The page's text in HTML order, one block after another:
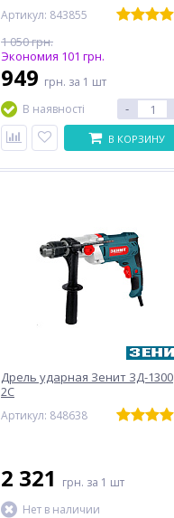
Артикул: 843855
1 050 грн.
Экономия 101 грн.
949 грн. за 1 шт
В наявності
-
В КОРЗИНУ
Дрель ударная Зенит ЗД-1300
2С
Артикул: 848638
2 321 грн. за 1 шт
Нет в наличии